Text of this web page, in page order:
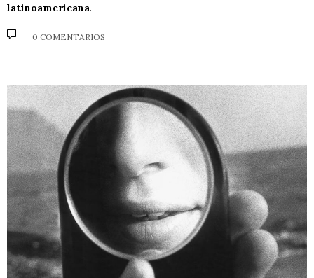
latinoamericana.
0 COMENTARIOS